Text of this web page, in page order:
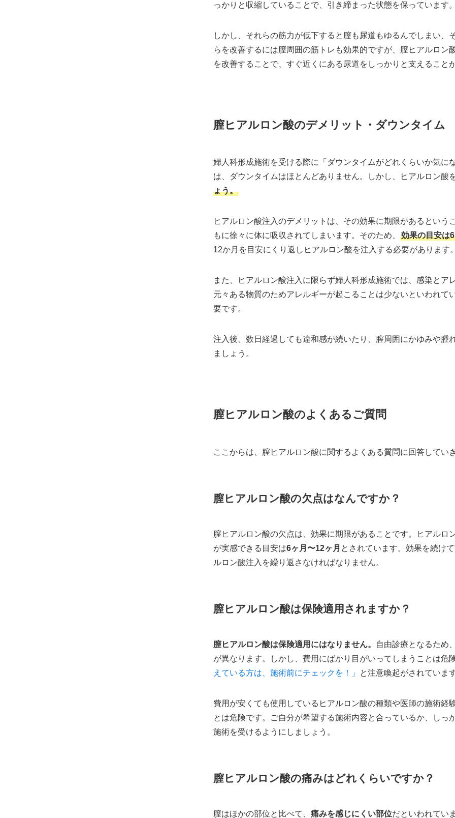
っかりと収縮していることで、引き締まった状態を保っています。
しかし、それらの筋力が低下すると膣も尿道もゆるんでしまい
らを改善するには膣周囲の筋トレも効果的ですが、膣ヒアルロ
を改善することで、すぐ近くにある尿道をしっかりと支えること
膣ヒアルロン酸のデメリット・ダウンタイム
婦人科形成施術を受ける際に「ダウンタイムがどれくらいか気に
は、ダウンタイムはほとんどありません。しかし、ヒアルロン酸
ょう。
ヒアルロン酸注入のデメリットは、その効果に期限があるという
もに徐々に体に吸収されてしまいます。そのため、
効果の目安は
12か月を目安にくり返しヒアルロン酸を注入する必要があります。
また、ヒアルロン酸注入に限らず婦人科形成施術では、感染と
元々ある物質のためアレルギーが起こることは少ないといわれ
要です。
注入後、数日経過しても違和感が続いたり、膣周囲にかゆみや腫
ましょう。
膣ヒアルロン酸のよくあるご質問
ここからは、膣ヒアルロン酸に関するよくある質問に回答してい
膣ヒアルロン酸の欠点はなんですか？
膣ヒアルロン酸の欠点は、効果に期限があることです。ヒアル
が実感できる目安は6ヶ月〜12ヶ月 とされています。効果を続け
ルロン酸注入を繰り返さなければなりません。
膣ヒアルロン酸は保険適用されますか？
膣ヒアルロン酸は保険適用にはなりません。
自由診療となるため
が異なります。しかし、費用にばかり目がいってしまうことは危
えている方は、施術前にチェックを！」
と注意喚起がされています
費用が安くても使用しているヒアルロン酸の種類や医師の施術経験
とは危険です。ご自分が希望する施術内容と合っているか、しっ
施術を受けるようにしましょう。
膣ヒアルロン酸の痛みはどれくらいですか？
膣はほかの部位と比べて、 痛みを感じにくい部位だといわれてい